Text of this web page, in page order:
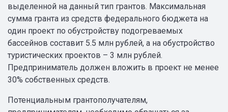
выделенной на данный тип грантов. Максимальная
сумма гранта из средств федерального бюджета на
один проект по обустройству подогреваемых
бассейнов составит 5.5 млн рублей, а на обустройство
туристических проектов – 3 млн рублей.
Предприниматель должен вложить в проект не менее
30% собственных средств.
Потенциальным грантополучателям,